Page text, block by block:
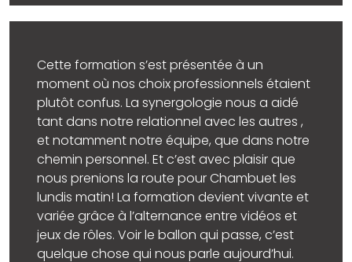
Cette formation s’est présentée à un
moment où nos choix professionnels étaient
plutôt confus. La synergologie nous a aidé
tant dans notre relationnel avec les autres ,
et notamment notre équipe, que dans notre
chemin personnel. Et c’est avec plaisir que
nous prenions la route pour Chambuet les
lundis matin! La formation devient vivante et
variée grâce à l’alternance entre vidéos et
jeux de rôles. Voir le ballon qui passe, c’est
quelque chose qui nous parle aujourd’hui.